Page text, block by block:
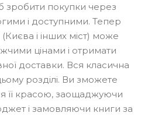
зробити покупки через
і доступними. Тепер
і інших міст) може
цінами і отримати
доставки. Вся класична
розділі. Ви зможете
її красою, заощаджуючи
і замовляючи книги за